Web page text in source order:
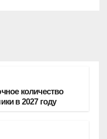
количество
в 2027 году